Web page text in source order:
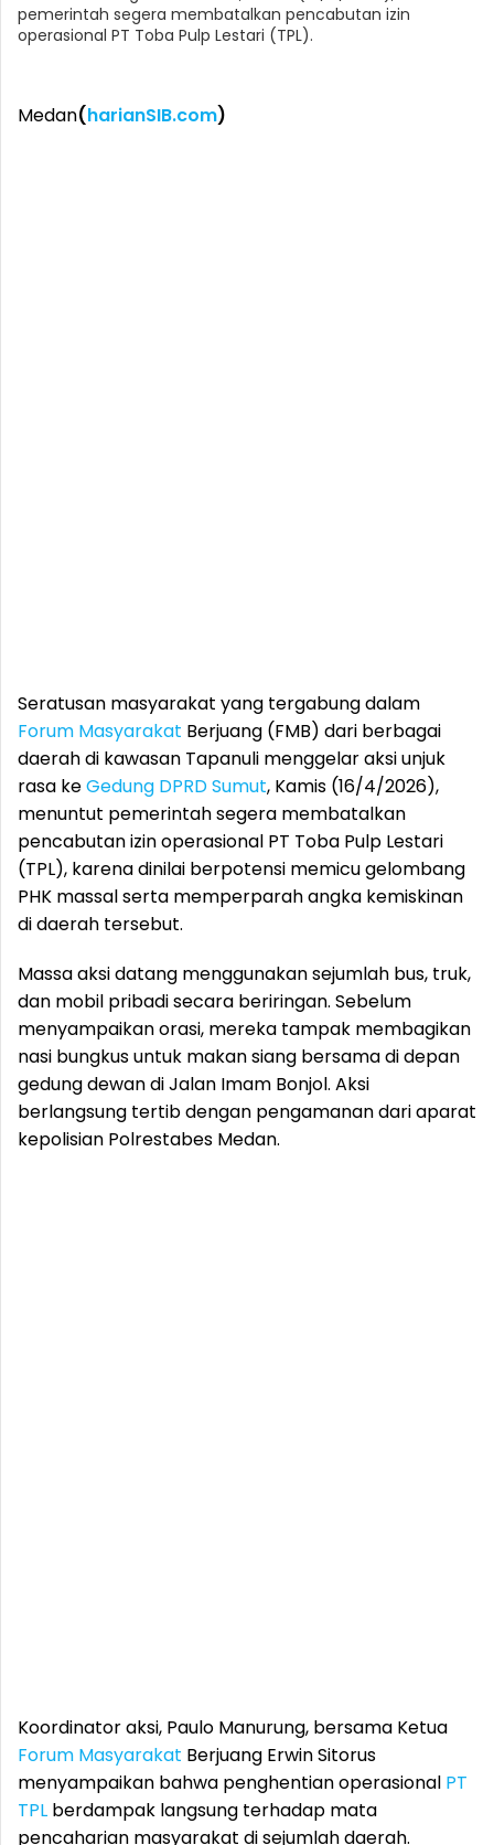
pemerintah segera membatalkan pencabutan izin
operasional PT Toba Pulp Lestari (TPL).
Medan(harianSIB.com)
Seratusan masyarakat yang tergabung dalam
Forum Masyarakat Berjuang (FMB) dari berbagai
daerah di kawasan Tapanuli menggelar aksi unjuk
rasa keGedung DPRD Sumut, Kamis (16/4/2026),
menuntut pemerintah segera membatalkan
pencabutan izin operasional PT Toba Pulp Lestari
(TPL), karena dinilai berpotensi memicu gelombang
PHK massal serta memperparah angka kemiskinan
di daerah tersebut.
Massa aksi datang menggunakan sejumlah bus, truk,
dan mobil pribadi secara beriringan. Sebelum
menyampaikan orasi, mereka tampak membagikan
nasi bungkus untuk makan siang bersama di depan
gedung dewan di Jalan Imam Bonjol. Aksi
berlangsung tertib dengan pengamanan dari aparat
kepolisian Polrestabes Medan.
Koordinator aksi, Paulo Manurung, bersama Ketua
Forum Masyarakat Berjuang Erwin Sitorus
menyampaikan bahwa penghentian operasional PT
TPL berdampak langsung terhadap mata
pencaharian masyarakat di sejumlah daerah.